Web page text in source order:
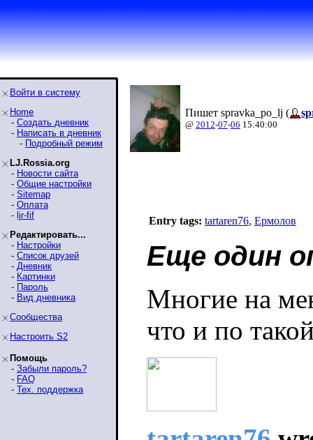
Войти в систему
Home
- Создать дневник
- Написать в дневник
- Подробный режим
LJ.Rossia.org
- Новости сайта
- Общие настройки
- Sitemap
- Оплата
- ljr-fif
Редактировать...
- Настройки
- Список друзей
- Дневник
- Картинки
- Пароль
- Вид дневника
Сообщества
Настроить S2
Помощь
- Забыли пароль?
- FAQ
- Тех. поддержка
Пишет spravka_po_lj (
@ 2012-07-06 15:40:00
Entry tags: tartaren76, Ермолов
Еще один
Многие на
что и по